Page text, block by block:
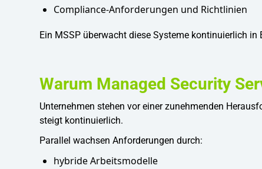
Compliance-Anforderungen und Richtlinien
Ein MSSP überwacht diese Systeme kontinuierlich
Warum Managed Security
Unternehmen stehen vor einer zunehmenden
steigt kontinuierlich.
Parallel wachsen Anforderungen durch:
hybride Arbeitsmodelle